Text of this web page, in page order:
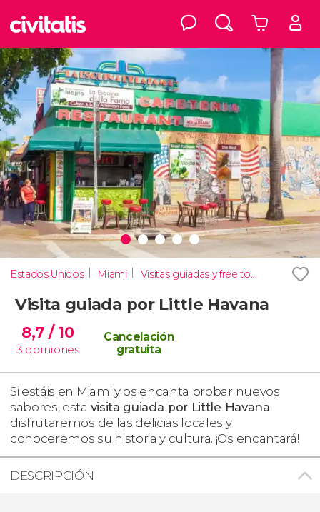
Estados Unidos Miami Visitas guiadas y free tours
Visita guiada por Little Havana
8,7 / 10
3 opiniones
Cancelación
gratuita
Si estáis en Miami y os encanta probar nuevos
sabores, esta visita guiada por Little Havana
disfrutaremos de las delicias locales y
conoceremos su historia y cultura. ¡Os encantará!
DESCRIPCIÓN